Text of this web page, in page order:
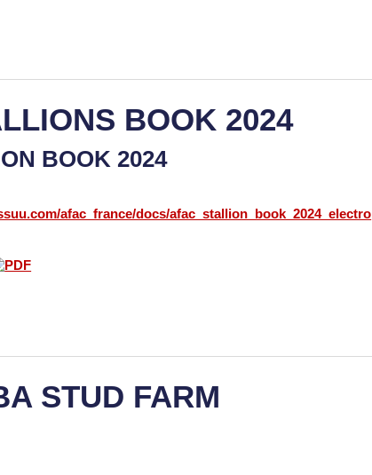
BOOK 2024
BOOK 2024
afac_france/docs/afac_stallion_book_2024_electro
STUD FARM